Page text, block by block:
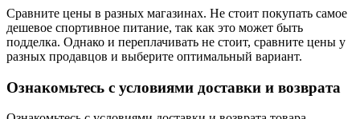
Сравните цены в разных магазинах. Не стоит покупать самое
дешевое спортивное питание, так как это может быть
подделка. Однако и переплачивать не стоит, сравните цены у
разных продавцов и выберите оптимальный вариант.
Ознакомьтесь с условиями доставки и возврата